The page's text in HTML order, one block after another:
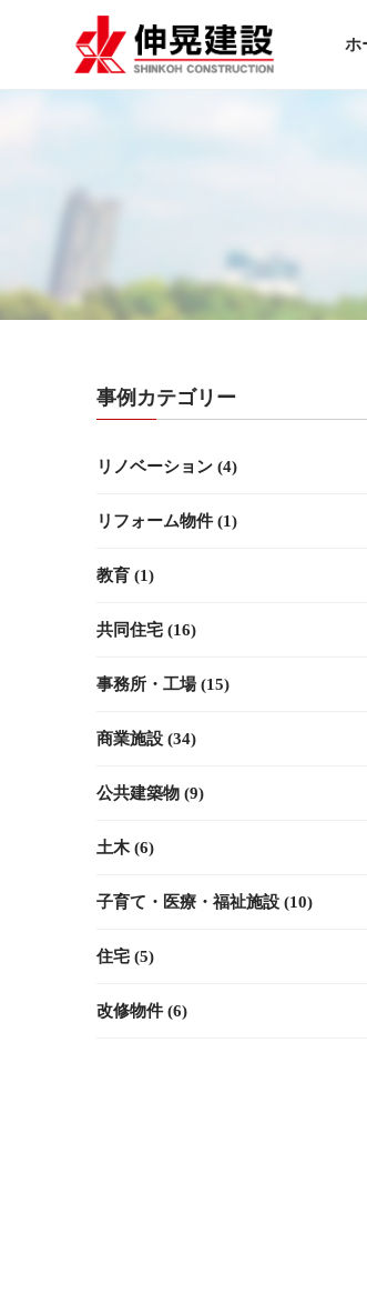
ホ
事例カテゴリー
リノベーション (4)
リフォーム物件 (1)
教育 (1)
共同住宅 (16)
事務所・工場 (15)
商業施設 (34)
公共建築物 (9)
土木 (6)
子育て・医療・福祉施設 (10)
住宅 (5)
改修物件 (6)